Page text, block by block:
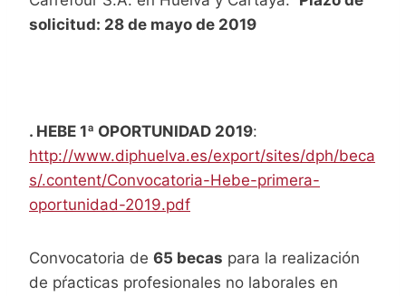
solicitud: 28 de mayo de 2019
. HEBE 1ª OPORTUNIDAD 2019:
http://www.diphuelva.es/export/sites/dph/beca
s/.content/Convocatoria-Hebe-primera-
oportunidad-2019.pdf
Convocatoria de 65 becas para la realización
de pŕacticas profesionales no laborales en